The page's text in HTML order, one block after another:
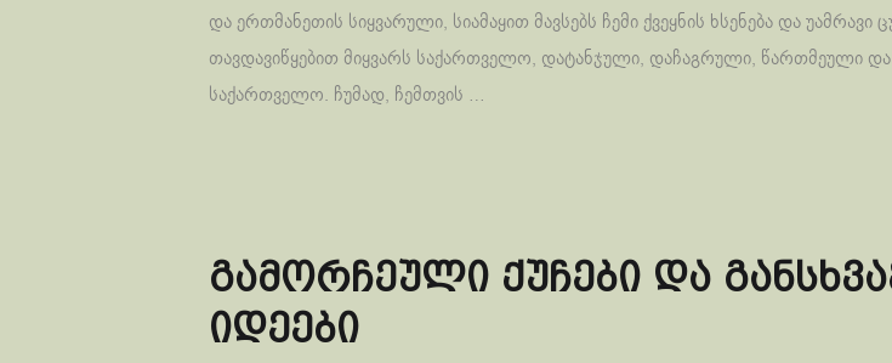
და ერთმანეთის სიყვარული, სიამაყით მავსებს ჩემი ქვეყნის ხსენება და უამრავი
თავდავიწყებით მიყვარს საქართველო, დატანჯული, დაჩაგრული, წართმეული
საქართველო. ჩუმად, ჩემთვის …
გამორჩეული ქუჩები და
იდეები